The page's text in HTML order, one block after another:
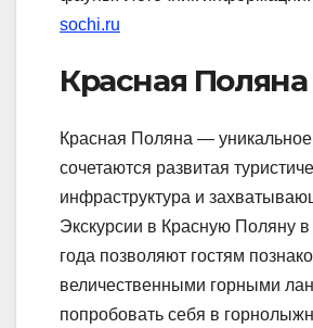
sochi.ru
Красная Поляна
Красная Поляна — уникальное
сочетаются развитая
инфраструктура и
Экскурсии в Красную Поляну
года позволяют гостям
величественными горными
попробовать себя в